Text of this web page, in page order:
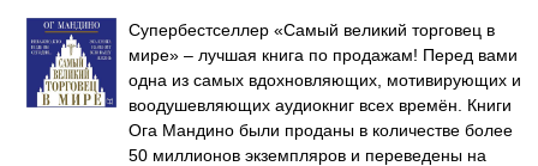
Супербестселлер «Самый великий торговец в
мире» – лучшая книга по продажам! Перед вами
одна из самых вдохновляющих, мотивирующих и
воодушевляющих аудиокниг всех времён. Книги
Ога Мандино были проданы в количестве более
50 миллионов экземпляров и переведены на